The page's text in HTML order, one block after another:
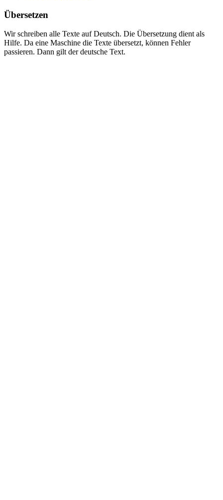
Übersetzen
Wir schreiben alle Texte auf Deutsch. Die Übersetzung dient als
Hilfe. Da eine Maschine die Texte übersetzt, können Fehler
passieren. Dann gilt der deutsche Text.